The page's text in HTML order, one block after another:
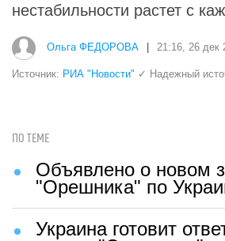
нестабильности растет с
Ольга ФЕДОРОВА 21:16, 26 дек
Источник: РИА "Новости" ✓ Надежный
ПО ТЕМЕ
Объявлено о новом
"Орешника" по
Украина готовит